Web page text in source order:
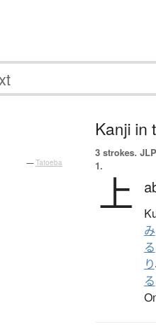
— Tatoeba
Kanji in
3 strokes.
1.
上
み
る
り
る